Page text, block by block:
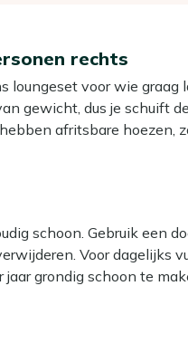
rechts
loungeset voor wie graag
gewicht, dus je schuift
afritsbare hoezen,
vrienden. De
je de set makkelijk
schoon. Gebruik een
Voor dagelijks
grondig schoon te